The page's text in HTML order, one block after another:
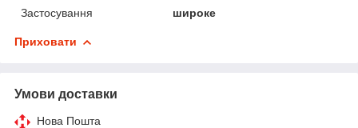
Застосування
широке
Приховати
Умови доставки
Нова Пошта